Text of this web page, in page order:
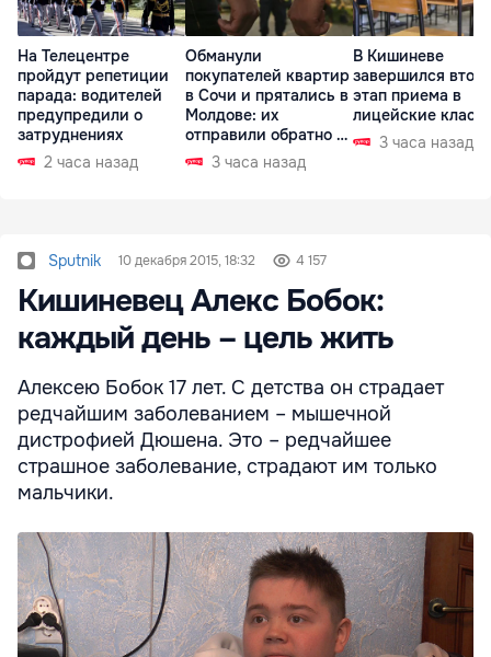
На Телецентре
пройдут репетиции
парада: водителей
предупредили о
затруднениях
2 часа назад
Обманули
покупателей квартир
в Сочи и прятались в
Молдове: их
отправили обратно в
РФ 3 часа назад
В Кишиневе
завершился
этап приема в
лицейские
3 часа назад
Sputnik 10 декабря 2015, 18:32 4 157
Кишиневец Алекс Бобок:
каждый день – цель жить
Алексею Бобок 17 лет. С детства он страдает
редчайшим заболеванием – мышечной
дистрофией Дюшена. Это – редчайшее
страшное заболевание, страдают им только
мальчики.